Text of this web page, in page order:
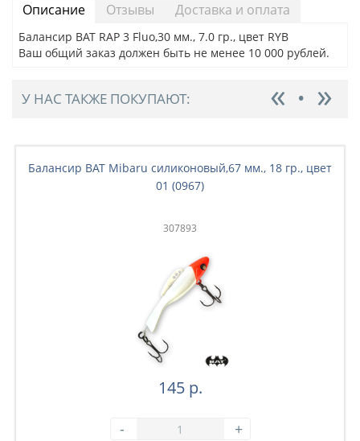
Описание Отзывы Доставка и оплата
Балансир BAT RAP 3 Fluo,30 мм., 7.0 гр., цвет RYB
Ваш общий заказ должен быть не менее 10 000 рублей.
У НАС ТАКЖЕ ПОКУПАЮТ:
Балансир BAT Mibaru силиконовый,67 мм., 18 гр., цвет
01 (0967)
307893
145 р.
- +